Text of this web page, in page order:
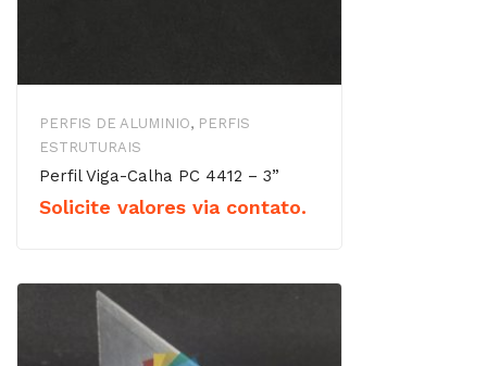
PERFIS DE ALUMINIO, PERFIS
ESTRUTURAIS
Perfil Viga-Calha PC 4412 – 3”
Solicite valores via contato.